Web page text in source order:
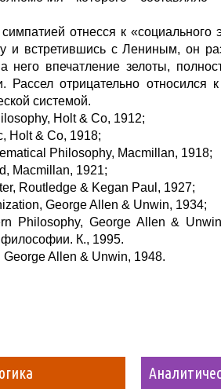
отнесся к «социального
и встретившись с Лениным, он
него впечатление зелоты,
Рассел отрицательно относился
системой.
Holt & Co, 1912;
Holt & Co, 1918;
Philosophy, Macmillan, 1918;
Macmillan, 1921;
Routledge & Kegan Paul, 1927;
George Allen & Unwin, 1934;
Philosophy, George Allen &
К., 1995.
Allen & Unwin, 1948.